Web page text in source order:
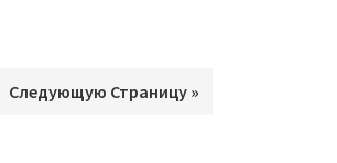
Перейти
Следующую Страницу »